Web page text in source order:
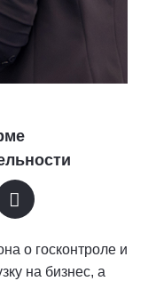
о госконтроле и
на бизнес, а